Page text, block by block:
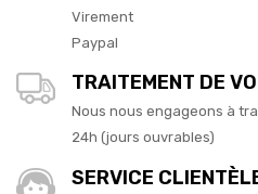
Virement
Paypal
TRAITEMENT DE
Nous nous engageons à
24h (jours ouvrables)
SERVICE